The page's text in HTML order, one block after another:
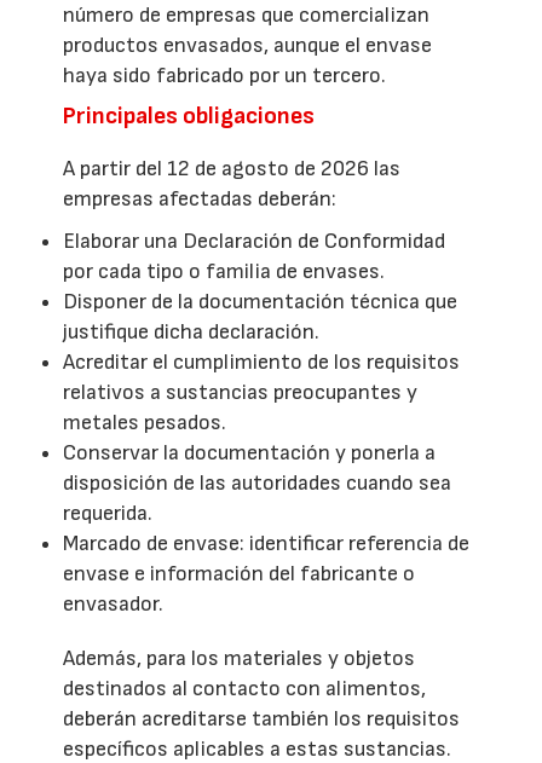
número de empresas que comercializan
productos envasados, aunque el envase
haya sido fabricado por un tercero.
Principales obligaciones
A partir del 12 de agosto de 2026 las
empresas afectadas deberán:
Elaborar una Declaración de Conformidad
por cada tipo o familia de envases.
Disponer de la documentación técnica que
justifique dicha declaración.
Acreditar el cumplimiento de los requisitos
relativos a sustancias preocupantes y
metales pesados.
Conservar la documentación y ponerla a
disposición de las autoridades cuando sea
requerida.
Marcado de envase: identificar referencia de
envase e información del fabricante o
envasador.
Además, para los materiales y objetos
destinados al contacto con alimentos,
deberán acreditarse también los requisitos
específicos aplicables a estas sustancias.